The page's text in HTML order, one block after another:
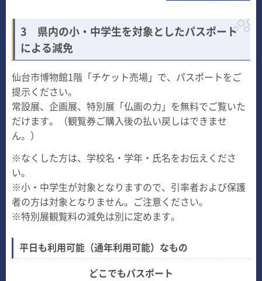
3 県内の小・中学生を対象としたパスポート
による減免
仙台市博物館1階「チケット売場」で、パスポートをご
提示ください。
常設展、企画展、特別展「仏画の力」を無料でご覧いた
だけます。（観覧券ご購入後の払い戻しはできませ
ん。）
※なくした方は、学校名・学年・氏名をお伝えくださ
い。
※小・中学生が対象となりますので、引率者および保護
者の方は対象となりません。ご注意ください。
※特別展観覧料の減免は別に定めます。
平日も利用可能（通年利用可能）なもの
どこでもパスポート